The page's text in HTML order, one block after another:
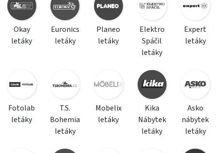
Okay
letáky
Euronics
letáky
Planeo
letáky
Elektro
Spáčil
letáky
Expert
letáky
Fotolab
letáky
T.S.
Bohemia
letáky
Mobelix
letáky
Kika
Nábytek
letáky
Asko
nábytek
letáky